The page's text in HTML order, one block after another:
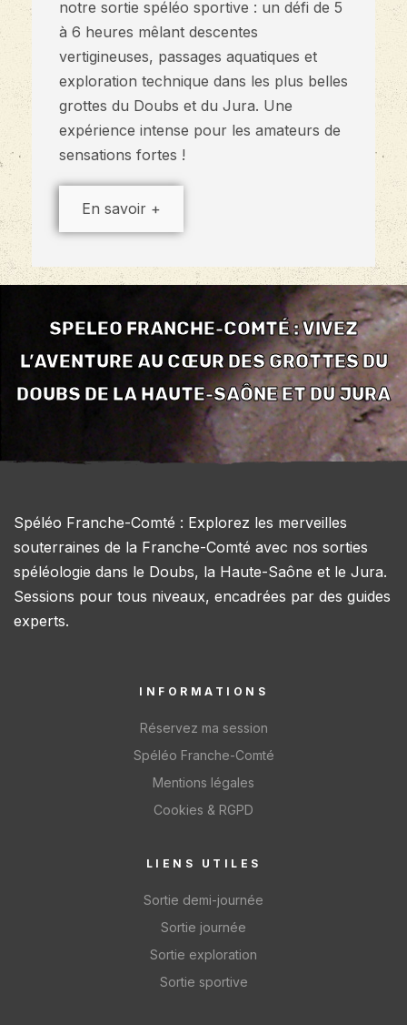
notre sortie spéléo sportive : un défi de 5
à 6 heures mêlant descentes
vertigineuses, passages aquatiques et
exploration technique dans les plus belles
grottes du Doubs et du Jura. Une
expérience intense pour les amateurs de
sensations fortes !
En savoir +
SPELEO FRANCHE-COMTÉ : VIVEZ
L’AVENTURE AU CŒUR DES GROTTES DU
DOUBS DE LA HAUTE-SAÔNE ET DU JURA
Spéléo Franche-Comté : Explorez les merveilles
souterraines de la Franche-Comté avec nos sorties
spéléologie dans le Doubs, la Haute-Saône et le Jura.
Sessions pour tous niveaux, encadrées par des guides
experts.
LIENS UTILES
Sortie demi-journée
Sortie journée
Sortie exploration
Sortie sportive
INFORMATIONS
Réservez ma session
Spéléo Franche-Comté
Mentions légales
Cookies & RGPD